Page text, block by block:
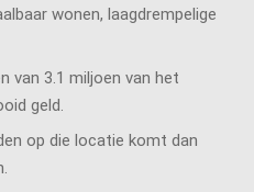
wonen, laagdrempelige
van 3.1 miljoen van het
geld.
op die locatie komt dan